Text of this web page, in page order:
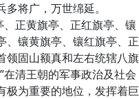
将广，万世绵延。
正黄旗亭、正红旗亭、镶
、镶黄旗亭、镶红旗亭、正
领固山额真和左右统辖八旗
在清王朝的军事政治及社会
极为重要的地位，发挥着巨